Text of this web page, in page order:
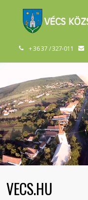
+ 36 37 / 327-011
VECS.HU